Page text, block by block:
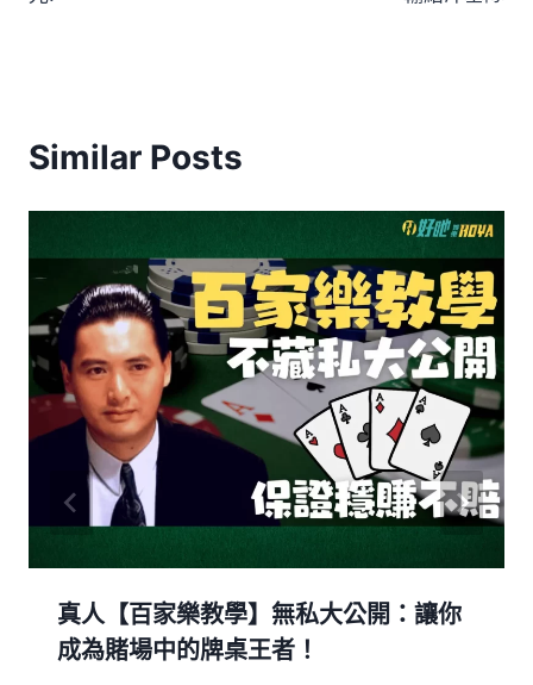
Similar Posts
真人【百家樂教學】無私大公開：讓你
成為賭場中的牌桌王者！